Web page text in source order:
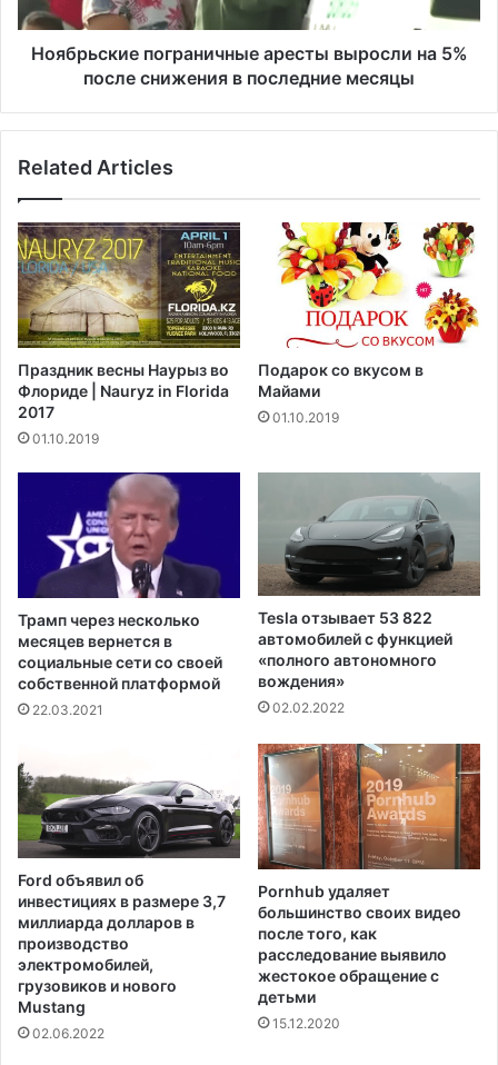
п
н
я
р
д
ц
а
р
а
с
п
р
о
с
ы
с
р
е
д
е
т
е
в
в
з
р
а
с
и
а
ч
н
ы
е
а
е
с
ы
в
и
н
а
5
%
с
л
е
с
и
ж
е
н
и
я
в
Ноябрьские пограничные аресты выросли на 5%
после снижения в последние месяцы
Related Articles
Праздник весны Наурыз во
Флориде | Nauryz in Florida
2017
01.10.2019
Подарок со вкусом в
Майами
01.10.2019
Трамп через несколько
месяцев вернется в
социальные сети со своей
собственной платформой
22.03.2021
Tesla отзывает 53 822
автомобилей с функцией
«полного автономного
вождения»
02.02.2022
Ford объявил об
инвестициях в размере 3,7
миллиарда долларов в
производство
электромобилей,
грузовиков и нового
Mustang
02.06.2022
Pornhub удаляет
большинство своих видео
после того, как
расследование выявило
жестокое обращение с
детьми
15.12.2020